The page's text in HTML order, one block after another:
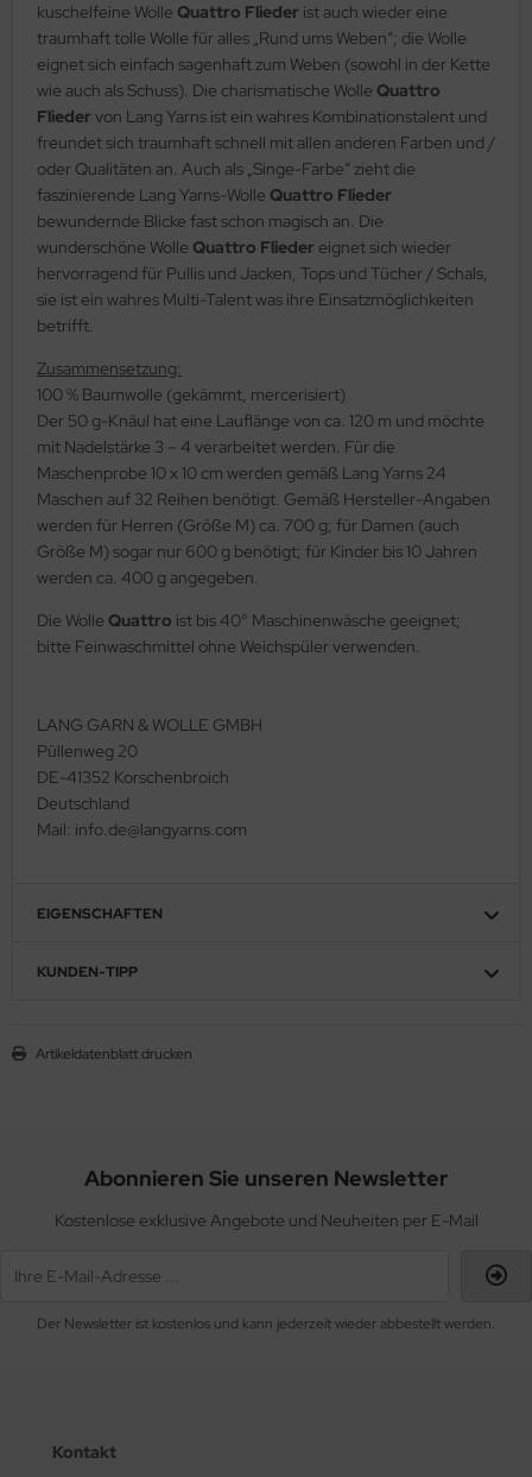
kuschelfeine Wolle Quattro Flieder ist auch wieder eine
traumhaft tolle Wolle für alles „Rund ums Weben“; die Wolle
eignet sich einfach sagenhaft zum Weben (sowohl in der Kette
wie auch als Schuss). Die charismatische Wolle Quattro
Flieder von Lang Yarns ist ein wahres Kombinationstalent und
freundet sich traumhaft schnell mit allen anderen Farben und /
oder Qualitäten an. Auch als „Singe-Farbe“ zieht die
faszinierende Lang Yarns-Wolle Quattro Flieder
bewundernde Blicke fast schon magisch an. Die
wunderschöne Wolle Quattro Flieder eignet sich wieder
hervorragend für Pullis und Jacken, Tops und Tücher / Schals,
sie ist ein wahres Multi-Talent was ihre Einsatzmöglichkeiten
betrifft.
Zusammensetzung:
100 % Baumwolle (gekämmt, mercerisiert)
Der 50 g-Knäul hat eine Lauflänge von ca. 120 m und möchte
mit Nadelstärke 3 – 4 verarbeitet werden. Für die
Maschenprobe 10 x 10 cm werden gemäß Lang Yarns 24
Maschen auf 32 Reihen benötigt. Gemäß Hersteller-Angaben
werden für Herren (Größe M) ca. 700 g; für Damen (auch
Größe M) sogar nur 600 g benötigt; für Kinder bis 10 Jahren
werden ca. 400 g angegeben.
Die Wolle Quattro ist bis 40° Maschinenwäsche geeignet;
bitte Feinwaschmittel ohne Weichspüler verwenden.
LANG GARN & WOLLE GMBH
Püllenweg 20
DE-41352 Korschenbroich
Deutschland
Mail: info.de@langyarns.com
EIGENSCHAFTEN
KUNDEN-TIPP
Artikeldatenblatt drucken
Abonnieren Sie unseren Newsletter
Kostenlose exklusive Angebote und Neuheiten per E-Mail
Der Newsletter ist kostenlos und kann jederzeit wieder abbestellt werden.
Kontakt